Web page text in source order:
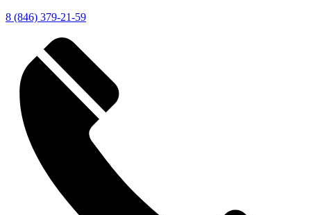
8 (846) 379-21-59